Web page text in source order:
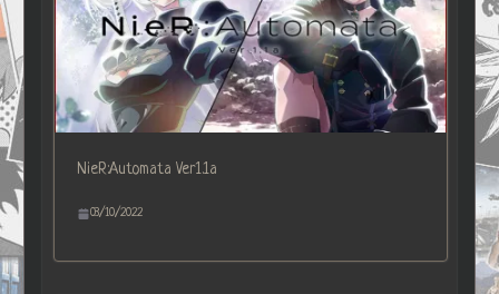
NieR:Automata Ver1.1a
03/10/2022